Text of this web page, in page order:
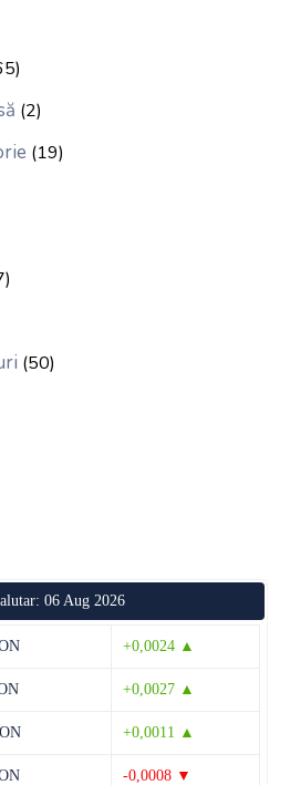
(2)
(19)
(50)
06 Aug 2026
+0,0024 ▲
+0,0027 ▲
+0,0011 ▲
-0,0008 ▼